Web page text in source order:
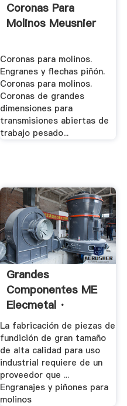
Coronas Para
Molinos Meusnier
Coronas para molinos.
Engranes y flechas piñón.
Coronas para molinos.
Coronas de grandes
dimensiones para
transmisiones abiertas de
trabajo pesado...
Grandes
Componentes ME
Elecmetal ·
Presencia Y
Distribución.
La fabricación de piezas de
fundición de gran tamaño
de alta calidad para uso
industrial requiere de un
proveedor que ...
Engranajes y piñones para
molinos